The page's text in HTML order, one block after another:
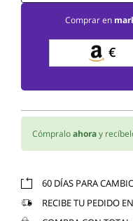
Comprar en
€
Cómpraloahoray
60 DÍAS PARA
RECIBE TU PEDIDO